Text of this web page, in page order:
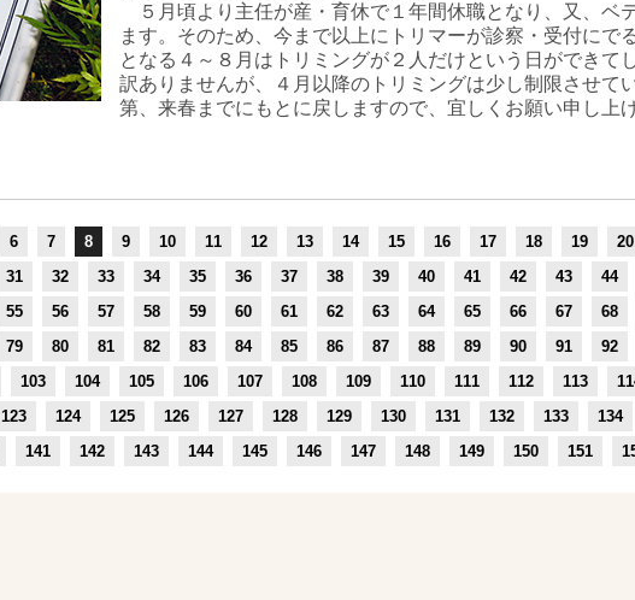
５月頃より主任が産・育休で１年間休職となり、又、ベ
ます。そのため、今まで以上にトリマーが診察・受付にで
となる４～８月はトリミングが２人だけという日ができて
訳ありませんが、４月以降のトリミングは少し制限させて
第、来春までにもとに戻しますので、宜しくお願い申し上げ
6 7 8 9 10 11 12 13 14 15 16 17 18 19 20
31 32 33 34 35 36 37 38 39 40 41 42 43 44
55 56 57 58 59 60 61 62 63 64 65 66 67 68
79 80 81 82 83 84 85 86 87 88 89 90 91 92
103 104 105 106 107 108 109 110 111 112 113
123 124 125 126 127 128 129 130 131 132 133 134
141 142 143 144 145 146 147 148 149 150 151